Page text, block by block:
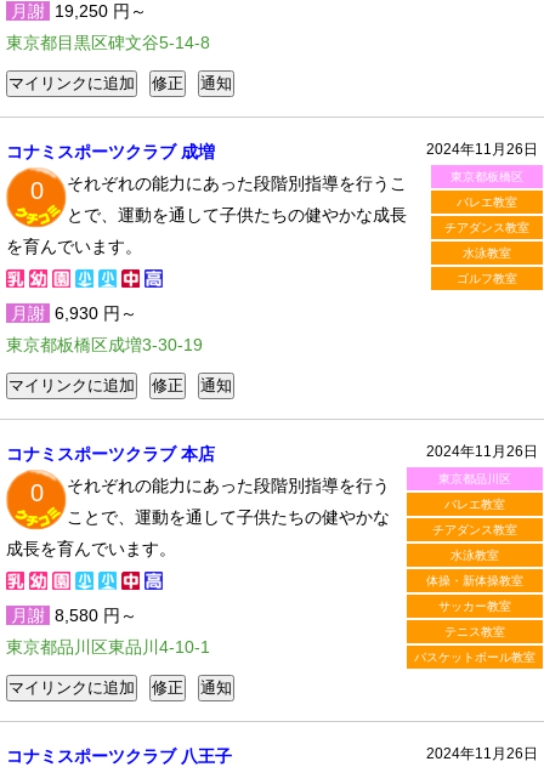
月謝 19,250 円～
東京都目黒区碑文谷5-14-8
2024年11月26日
東京都板橋区
バレエ教室
チアダンス教室
水泳教室
ゴルフ教室
コナミスポーツクラブ 成増
0
それぞれの能力にあった段階別指導を行うこ
とで、運動を通して子供たちの健やかな成長
を育んでいます。
月謝 6,930 円～
東京都板橋区成増3-30-19
2024年11月26日
東京都品川区
バレエ教室
チアダンス教室
水泳教室
体操・新体操教室
サッカー教室
テニス教室
バスケットボール教室
コナミスポーツクラブ 本店
0
それぞれの能力にあった段階別指導を行う
ことで、運動を通して子供たちの健やかな
成長を育んでいます。
月謝 8,580 円～
東京都品川区東品川4-10-1
2024年11月26日
コナミスポーツクラブ 八王子